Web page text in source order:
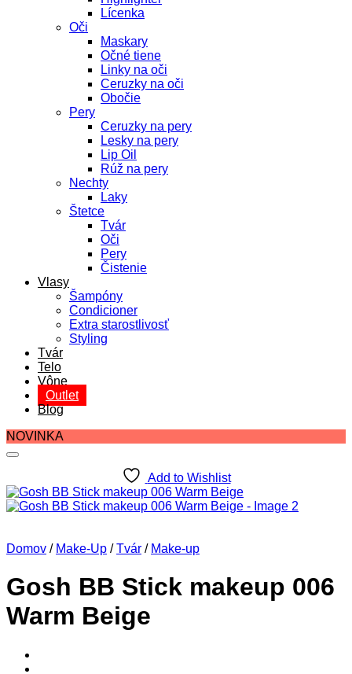
Lícenka
Oči
Maskary
Očné tiene
Linky na oči
Ceruzky na oči
Obočie
Pery
Ceruzky na pery
Lesky na pery
Lip Oil
Rúž na pery
Nechty
Laky
Štetce
Tvár
Oči
Pery
Čistenie
Vlasy
Šampóny
Condicioner
Extra starostlivosť
Styling
Tvár
Telo
Vône
Outlet
Blog
NOVINKA
Add to Wishlist
Domov / Make-Up / Tvár / Make-up
Gosh BB Stick makeup 006
Warm Beige